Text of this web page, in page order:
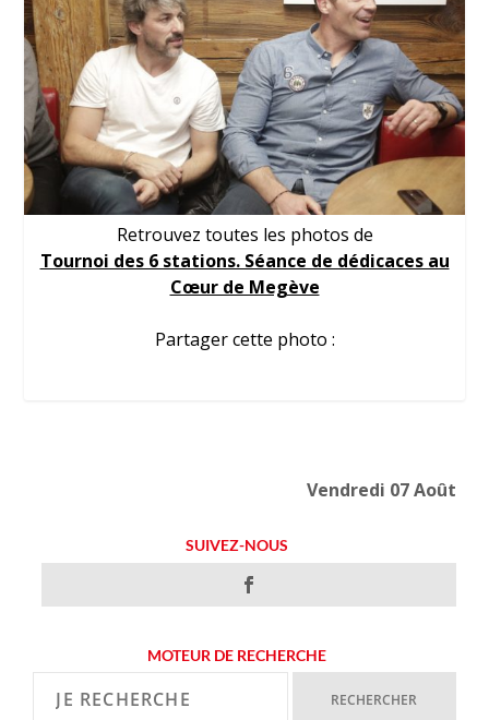
Retrouvez toutes les photos de
Tournoi des 6 stations. Séance de dédicaces au
Cœur de Megève
Partager cette photo :
Vendredi 07 Août
SUIVEZ-NOUS
MOTEUR DE RECHERCHE